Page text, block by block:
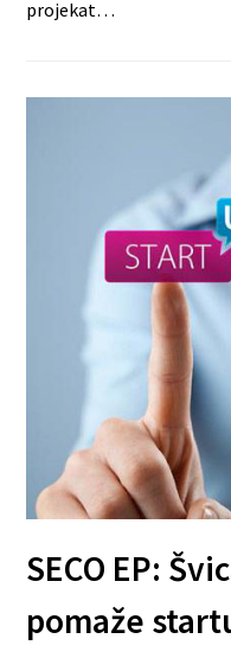
projekat…
SECO EP:
pomaže